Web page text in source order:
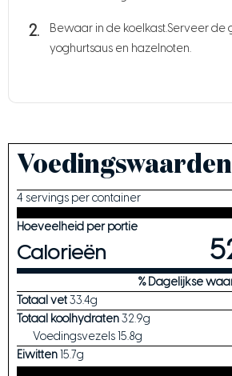
Bewaar in de koelkast.Serveer de
yoghurtsaus en hazelnoten.
Voedingswaarden
4 servings per container
Hoeveelheid per portie
Calorieën
% Dagelijkse
Totaal vet33.4g
Totaal koolhydraten32.9g
Voedingsvezels15.8g
Eiwitten15.7g